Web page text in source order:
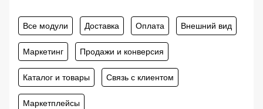
Все модули Доставка Оплата Внешний вид
Маркетинг Продажи и конверсия
Каталог и товары Связь с клиентом
Маркетплейсы